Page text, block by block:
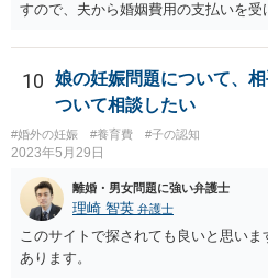
すので、夫から婚姻費用の支払いを
10
娘の妊娠問題について、
ついて相談したい
#婚外の妊娠 #養育費 #子の認知
2023年5月29日
離婚・男女問題に強い弁護士
理崎 智英 弁護士
このサイトで探されても良いと思い
あります。